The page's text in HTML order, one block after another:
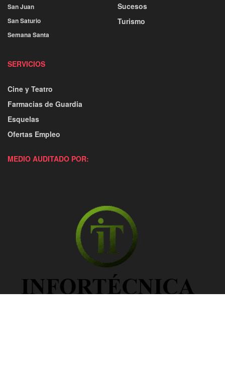
San Juan
San Saturio
Semana Santa
Sucesos
Turismo
SERVICIOS
Cine y Teatro
Farmacias de Guardia
Esquelas
Ofertas Empleo
MEDIO AUDITADO POR: